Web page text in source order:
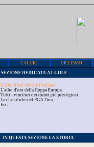
CALCIO
CICLISMO
SEZIONE DEDICATA AL GOLF
L'albo d'oro del Golf italiano
L'albo d'oro della Coppa Europa
Tutti i vincitori dei tornei più prestigiosi
Le classifiche del PGA Tour
Ecc...
IN QUESTA SEZIONE LA STORIA